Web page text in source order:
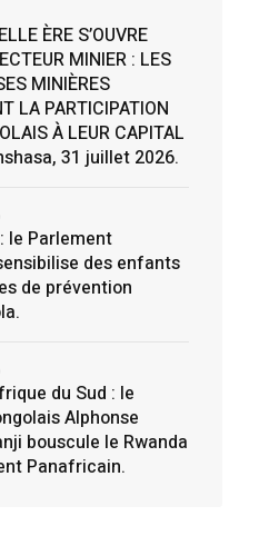
ÈRE S’OUVRE
MINIER : LES
MINIÈRES
LA PARTICIPATION
À LEUR CAPITAL
31 juillet 2026.
le Parlement
des enfants
de prévention
du Sud : le
Alphonse
bouscule le Rwanda
Panafricain.